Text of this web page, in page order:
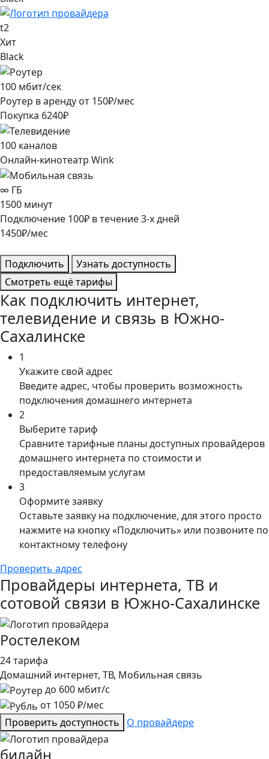
t2
Хит
Black
100 мбит/сек
Роутер в аренду от 150₽/мес
Покупка 6240₽
100 каналов
Онлайн-кинотеатр Wink
∞ ГБ
1500 минут
Подключение 100₽ в течение3-х дней
1450₽/мес
Подключить
Узнать доступность
Смотреть ещё тарифы
Как подключить интернет,
телевидение и связь в Южно-
Сахалинске
1
Укажите свой адрес
Введите адрес, чтобы проверить возможность
подключения домашнего интернета
2
Выберите тариф
Сравните тарифные планы доступных провайдеров
домашнего интернета по стоимости и
предоставляемым услугам
3
Оформите заявку
Оставьте заявку на подключение, для этого просто
нажмите на кнопку «Подключить» или позвоните по
контактному телефону
Проверить адрес
Провайдеры интернета, ТВ и
сотовой связи в Южно-Сахалинске
Ростелеком
24 тарифа
Домашний интернет, ТВ, Мобильная связь
до 600 мбит/с
от 1050₽/мес
Проверить доступность
О провайдере
билайн